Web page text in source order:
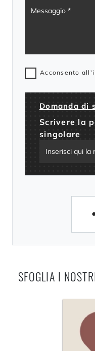
Acconsento
Domanda di
Scrivere la
singolare
SFOGLIA I